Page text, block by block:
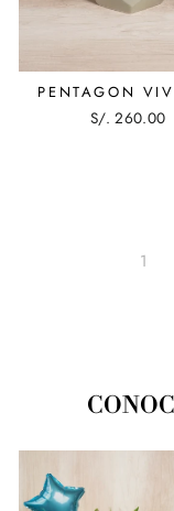
PENTAGON
S/. 260.00
1